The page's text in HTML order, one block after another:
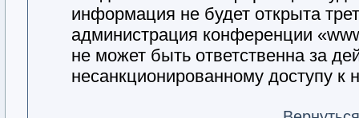
информация не будет открыта
администрация конференции
не может быть ответственна за
несанкционированному доступу к